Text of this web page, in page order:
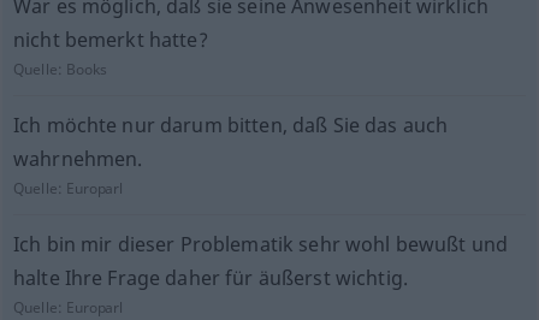
War es möglich, daß sie seine Anwesenheit wirklich
nicht bemerkt hatte?
Quelle: Books
Ich möchte nur darum bitten, daß Sie das auch
wahrnehmen.
Quelle: Europarl
Ich bin mir dieser Problematik sehr wohl bewußt und
halte Ihre Frage daher für äußerst wichtig.
Quelle: Europarl